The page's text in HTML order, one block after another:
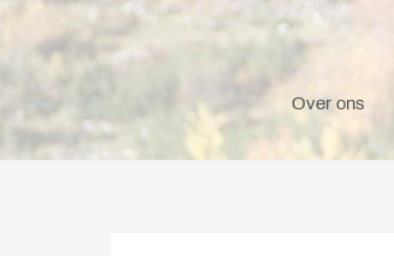
Over ons